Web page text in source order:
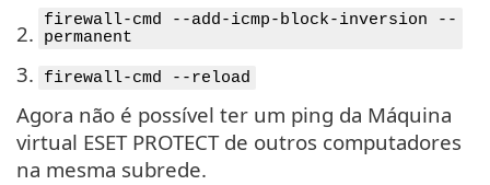
2.
firewall-cmd --add-icmp-block-inversion --
permanent
3. firewall-cmd --reload
Agora não é possível ter um ping da Máquina
virtual ESET PROTECT de outros computadores
na mesma subrede.